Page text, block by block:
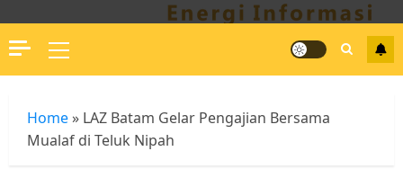
Primary
Menu
Home » LAZ Batam Gelar Pengajian Bersama
Mualaf di Teluk Nipah